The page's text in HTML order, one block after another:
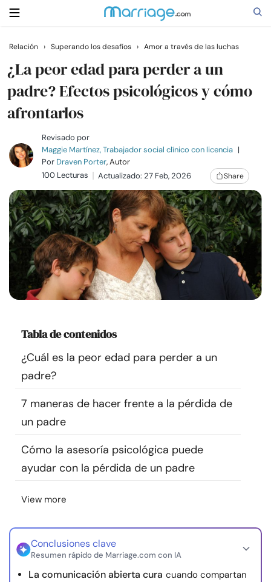
Buscar
Casarse
Relaciones
Familia
Ayuda
Cursos
Recursos
Encuentra un terapeuta
Idioma ES
Sobre nosotros Contáctanos Escríbenos
Publicidad con
nosotros
© Copyright 2026. Todos los derechos reservados.
Relación › Superando los desafíos › Amor a través de las luchas
¿La peor edad para perder a un
padre? Efectos psicológicos y cómo
afrontarlos
Revisado por
Maggie Martínez, Trabajador social clínico con licencia |
Por Draven Porter, Autor
100 Lecturas
Actualizado: 27 Feb, 2026 Share
Tabla de contenidos
¿Cuál es la peor edad para perder a un
padre?
7 maneras de hacer frente a la pérdida de
un padre
Cómo la asesoría psicológica puede
ayudar con la pérdida de un padre
View more
Conclusiones clave
Resumen rápido de Marriage.com con IA
La comunicación abierta cura cuando compartan